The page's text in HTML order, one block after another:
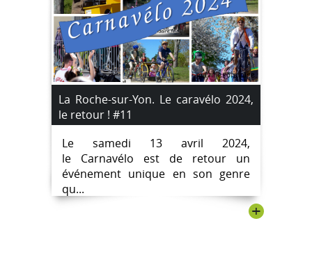
La Roche-sur-Yon. Le caravélo 2024,
le retour ! #11
Le samedi 13 avril 2024,
le Carnavélo est de retour un
événement unique en son genre
qu...
+